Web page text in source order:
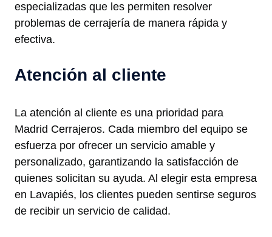
especializadas que les permiten resolver
problemas de cerrajería de manera rápida y
efectiva.
Atención al cliente
La atención al cliente es una prioridad para
Madrid Cerrajeros. Cada miembro del equipo se
esfuerza por ofrecer un servicio amable y
personalizado, garantizando la satisfacción de
quienes solicitan su ayuda. Al elegir esta empresa
en Lavapiés, los clientes pueden sentirse seguros
de recibir un servicio de calidad.